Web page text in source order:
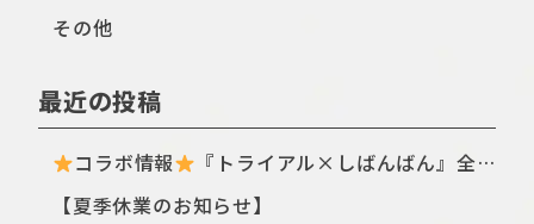
その他
最近の投稿
コラボ情報
『トライアル×しばんばん』全国のトライアル店舗・ECサイトにてTシャツ新シリーズが登場〈ฅ `ᴥ´ ฅ〉
【夏季休業のお知らせ】